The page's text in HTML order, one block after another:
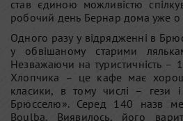
став єдиною можливістю
робочий день Бернар дома уже о
Одного разу у відрядженні в
у обвішаному старими
Незважаючи на туристичність –
Хлопчика – це кафе має
класики, в тому числі – гези
Брюсселю». Серед 140 назв
Boulba. Виявилось, його